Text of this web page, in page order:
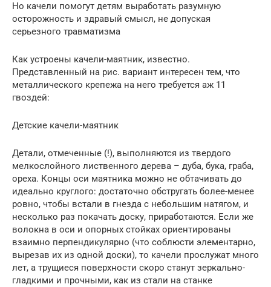
Но качели помогут детям выработать разумную
осторожность и здравый смысл, не допуская
серьезного травматизма
Как устроены качели-маятник, известно.
Представленный на рис. вариант интересен тем, что
металлического крепежа на него требуется аж 11
гвоздей:
Детские качели-маятник
Детали, отмеченные (!), выполняются из твердого
мелкослойного лиственного дерева – дуба, бука, граба,
ореха. Концы оси маятника можно не обтачивать до
идеально круглого: достаточно обстругать более-менее
ровно, чтобы встали в гнезда с небольшим натягом, и
несколько раз покачать доску, приработаются. Если же
волокна в оси и опорных стойках ориентированы
взаимно перпендикулярно (что соблюсти элементарно,
вырезав их из одной доски), то качели прослужат много
лет, а трущиеся поверхности скоро станут зеркально-
гладкими и прочными, как из стали на станке